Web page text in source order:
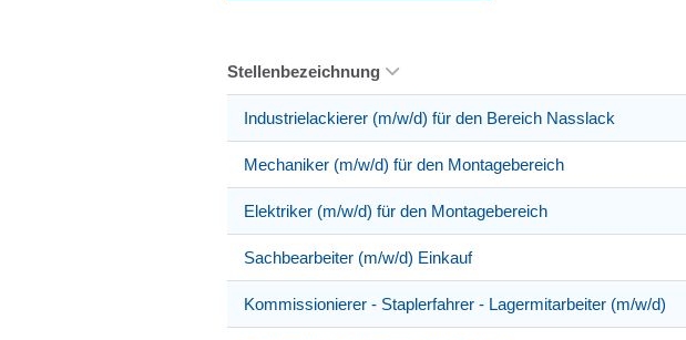
Stellenbezeichnung
Industrielackierer (m/w/d) für den Bereich Nasslack
Mechaniker (m/w/d) für den Montagebereich
Elektriker (m/w/d) für den Montagebereich
Sachbearbeiter (m/w/d) Einkauf
Kommissionierer - Staplerfahrer - Lagermitarbeiter (m/w/d)